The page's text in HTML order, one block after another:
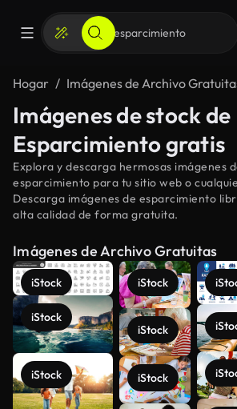
Hogar Imágenes de Archivo
Imágenes de stock de
Esparcimiento gratis
Explora y descarga hermosas imágenes
esparcimiento para tu sitio web o
Descarga imágenes de esparcimiento
alta calidad de forma gratuita.
Imágenes de Archivo Gratuitas
iStock
iStock
iStock
iStock
iStock
iStock